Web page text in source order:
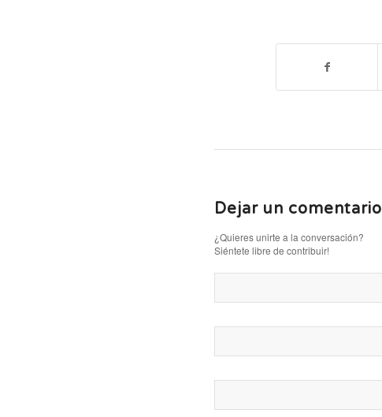
Dejar un comentario
¿Quieres unirte a la conversación?
Siéntete libre de contribuir!